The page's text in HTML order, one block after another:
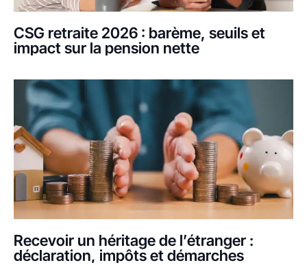
CSG retraite 2026 : barème, seuils et
impact sur la pension nette
Recevoir un héritage de l’étranger :
déclaration, impôts et démarches